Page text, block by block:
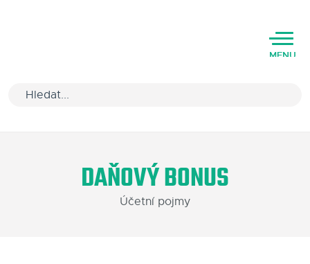
MENU
Varianty software
DAŇOVÝ BONUS
Účetní pojmy